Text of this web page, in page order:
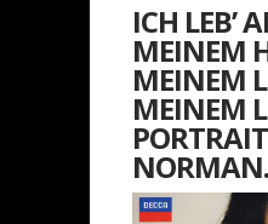
ICH LEB’
MEINEM
MEINEM
MEINEM
PORTRAIT
NORMAN.